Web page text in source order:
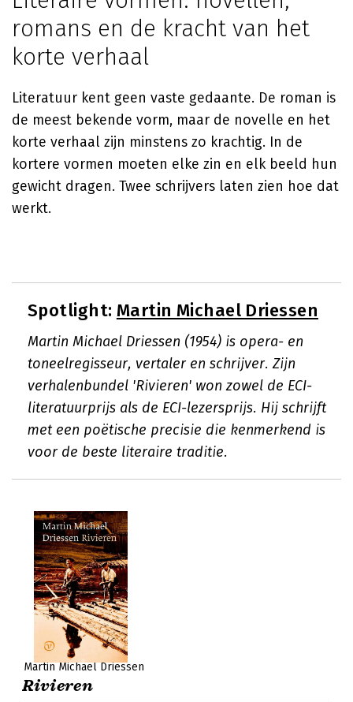
romans en de kracht van het
korte verhaal
Literatuur kent geen vaste gedaante. De roman is
de meest bekende vorm, maar de novelle en het
korte verhaal zijn minstens zo krachtig. In de
kortere vormen moeten elke zin en elk beeld hun
gewicht dragen. Twee schrijvers laten zien hoe dat
werkt.
Spotlight: Martin Michael Driessen
Martin Michael Driessen (1954) is opera- en
toneelregisseur, vertaler en schrijver. Zijn
verhalenbundel 'Rivieren' won zowel de ECI-
literatuurprijs als de ECI-lezersprijs. Hij schrijft
met een poëtische precisie die kenmerkend is
voor de beste literaire traditie.
Martin Michael Driessen
Rivieren